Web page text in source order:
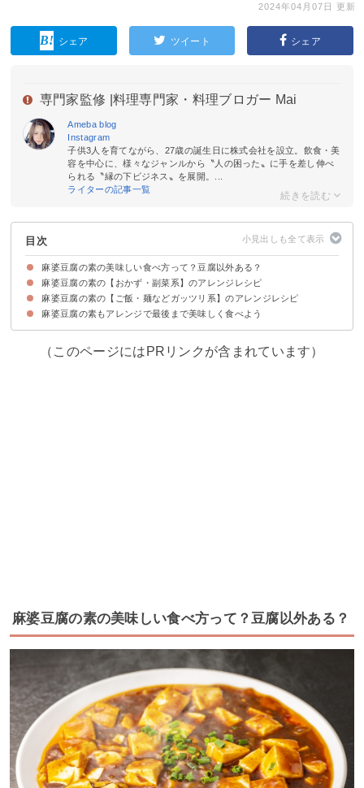
2024年04月07日 更新
シェア ツイート シェア
専門家監修 | 料理専門家・料理ブロガー Mai
Ameba blog
Instagram
子供3人を育てながら、27歳の誕生日に株式会社を設立。飲食・美
容を中心に、様々なジャンルから〝人の困った〟に手を差し伸べ
られる〝縁の下ビジネス〟を展開。...
ライターの記事一覧
目次
麻婆豆腐の素の美味しい食べ方って？豆腐以外ある？
麻婆豆腐の素の【おかず・副菜系】のアレンジレシピ
①麻婆なす
②麻婆白菜
③プルコギ
④麻婆豚キャベツ蒸し
⑤ニラ玉
⑥じゃがいもとトマトのグラタン
麻婆豆腐の素の【ご飯・麺などガッツリ系】のアレンジレシピ
①チャーハン
②焼きうどん
③中華風そうめん
④チキンバーガー
⑤中華風カレー
麻婆豆腐の素もアレンジで最後まで美味しく食べよう
（このページにはPRリンクが含まれています）
麻婆豆腐の素の美味しい食べ方って？豆腐以外ある？